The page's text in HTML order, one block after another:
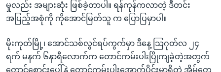
မှုလည်း အများဆုံး ဖြစ်ခဲ့တာပါ။ ရန်ကုန်ကလာတဲ့ ဒီတင်း
အပြည့်အစုံကို ကိုအောင်မြတ်သူ က ပြောပြမှာပါ။
မိုးကုတ်မြို့၊ အောင်သစ်လွင်ရပ်ကွက်မှာ ဒီနေ့ သြဂုတ်လ ၂၄
ရက် မနက် ၆နာရီလောက်က တောင်ကမ်းပါးပြိုကျခဲ့တဲ့အတွက်
တောင်စောင်းပေါ်နဲ့ တောင်ကမ်းပါးအောက်ပိုင်းမှာရှိတဲ့ အိမ်တွေ